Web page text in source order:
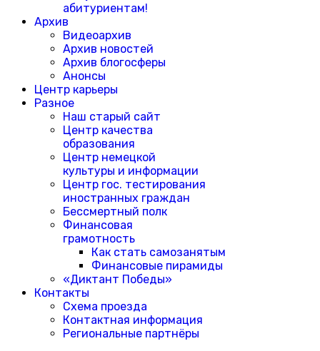
абитуриентам!
Архив
Видеоархив
Архив новостей
Архив блогосферы
Анонсы
Центр карьеры
Разное
Наш старый сайт
Центр качества
образования
Центр немецкой
культуры и информации
Центр гос. тестирования
иностранных граждан
Бессмертный полк
Финансовая
грамотность
Как стать самозанятым
Финансовые пирамиды
«Диктант Победы»
Контакты
Схема проезда
Контактная информация
Региональные партнёры